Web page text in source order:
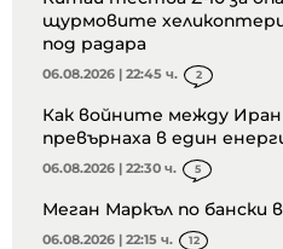
щурмовите
под радара
06.08.2026 | 22:45 ч. 2
Как войните между Иран
превърнаха в един
06.08.2026 | 22:30 ч. 5
Меган Маркъл по бански
06.08.2026 | 22:15 ч. 12